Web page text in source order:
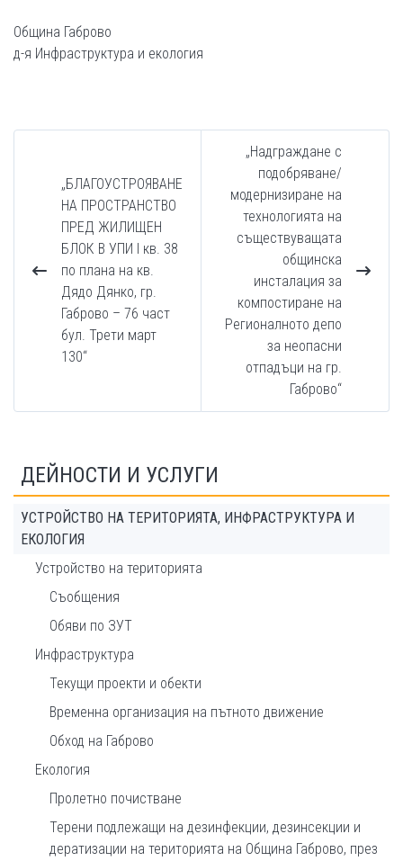
Община Габрово
д-я Инфраструктура и екология
„БЛАГОУСТРОЯВАНЕ
НА ПРОСТРАНСТВО
ПРЕД ЖИЛИЩЕН
БЛОК В УПИ I кв. 38
по плана на кв.
Дядо Дянко, гр.
Габрово – 76 част
бул. Трети март
130“
„Надграждане с
подобряване/
модернизиране на
технологията на
съществуващата
общинска
инсталация за
компостиране на
Регионалното депо
за неопасни
отпадъци на гр.
Габрово“
ДЕЙНОСТИ И УСЛУГИ
УСТРОЙСТВО НА ТЕРИТОРИЯТА, ИНФРАСТРУКТУРА И
ЕКОЛОГИЯ
Устройство на територията
Съобщения
Обяви по ЗУТ
Инфраструктура
Текущи проекти и обекти
Временна организация на пътното движение
Обход на Габрово
Екология
Пролетно почистване
Терени подлежащи на дезинфекции, дезинсекции и
дератизации на територията на Община Габрово, през